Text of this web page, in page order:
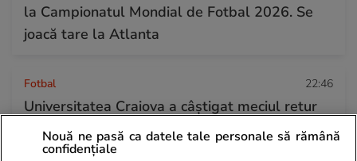
la Campionatul Mondial de Fotbal 2026. Se
joacă tare la Atlanta
Fotbal 22:46
Universitatea Craiova a câștigat meciul retur
cu Vitebsk cu 1-0 și merge mai departe în
turul 2 preliminar din Liga Campionilor
Nouă ne pasă ca datele tale personale să rămână
confidențiale